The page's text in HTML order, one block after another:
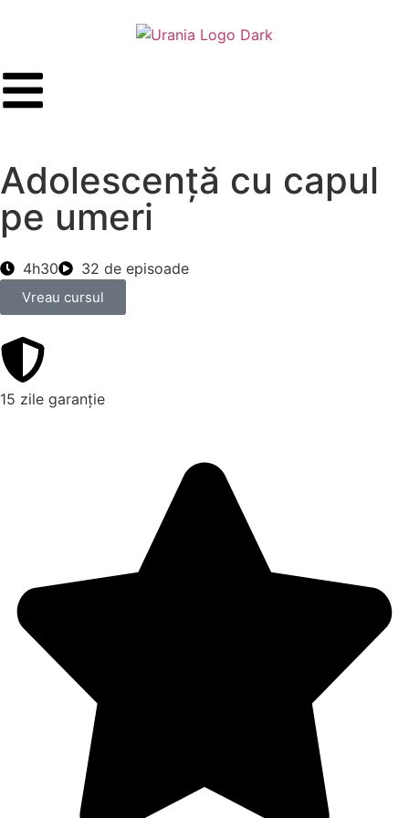
Adolescență cu capul
pe umeri
4h30 32 de episoade
Vreau cursul
15 zile garanție